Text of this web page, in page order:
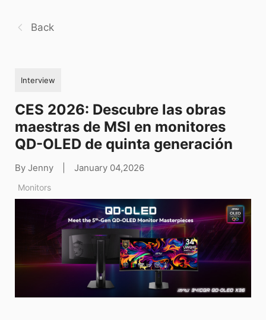
Back
Interview
CES 2026: Descubre las obras
maestras de MSI en monitores
QD-OLED de quinta generación
By Jenny January 04,2026
Monitors